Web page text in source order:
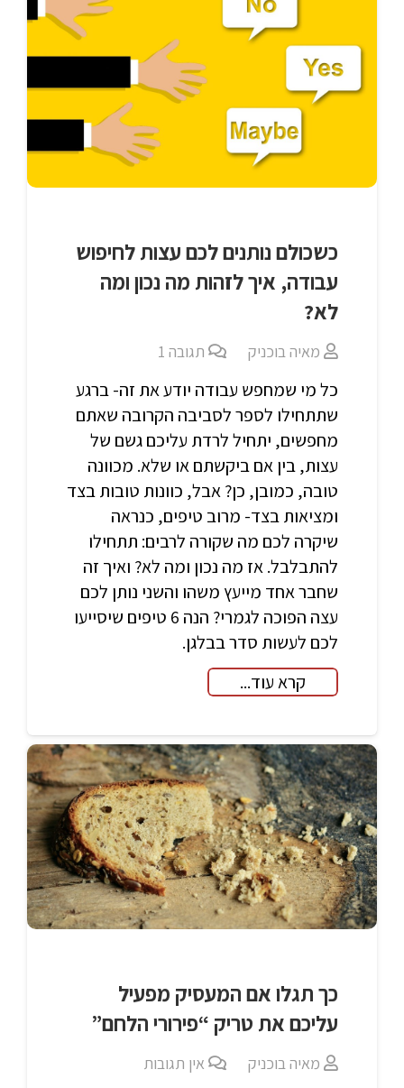
כשכולם נותנים לכם עצות לחיפוש
עבודה, איך לזהות מה נכון ומה
לא?
מאיה בוכניק תגובה1
כל מי שמחפש עבודה יודע את זה- ברגע
שתתחילו לספר לסביבה הקרובה שאתם
מחפשים, יתחיל לרדת עליכם גשם של
עצות, בין אם ביקשתם או שלא. מכוונה
טובה, כמובן, כן? אבל, כוונות טובות בצד
ומציאות בצד- מרוב טיפים, כנראה
שיקרה לכם מה שקורה לרבים: תתחילו
להתבלבל. אז מה נכון ומה לא? ואיך זה
שחבר אחד מייעץ משהו והשני נותן לכם
עצה הפוכה לגמרי? הנה 6 טיפים שיסייעו
לכם לעשות סדר בבלגן.
קרא עוד...
כך תגלו אם המעסיק מפעיל
עליכם את טריק “פירורי הלחם”
מאיה בוכניק אין תגובות